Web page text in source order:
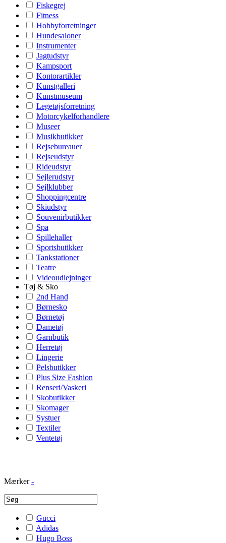
Fiskegrej
Fitness
Hobbyforretninger
Hundesaloner
Instrumenter
Jagtudstyr
Kampsport
Kontorartikler
Kunstgalleri
Kunstmuseum
Legetøjsforretning
Motorcykelforhandlere
Museer
Musikbutikker
Rejsebureauer
Rejseudstyr
Rideudstyr
Sejlerudstyr
Sejlklubber
Shoppingcentre
Skiudstyr
Souvenirbutikker
Spa
Spillehaller
Sportsbutikker
Tankstationer
Teatre
Videoudlejninger
Tøj & Sko
2nd Hand
Børnesko
Børnetøj
Dametøj
Garnbutik
Herretøj
Lingerie
Pelsbutikker
Plus Size Fashion
Renseri/Vaskeri
Skobutikker
Skomager
Systuer
Textiler
Ventetøj
Mærker -
Gucci
Adidas
Hugo Boss